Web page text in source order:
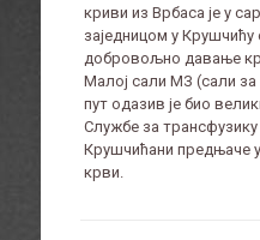
криви из Врбаса је у
заједницом у Крушчићу
добровољно давање
Малој сали МЗ (сали
пут одазив је био
Службе за
Крушчићани предњаче
крви.